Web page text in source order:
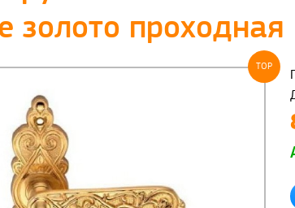
золото проходная
TOP